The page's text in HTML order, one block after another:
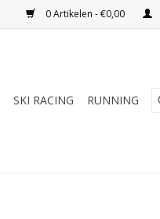
0 Artikelen - €0,00
SKI RACING RUNNING